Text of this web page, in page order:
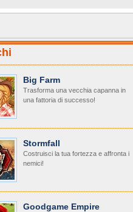
Big Farm
Trasforma una vecchia capanna in
una fattoria di successo!
Stormfall
Costruisci la tua fortezza e affronta i
nemici!
Goodgame Empire